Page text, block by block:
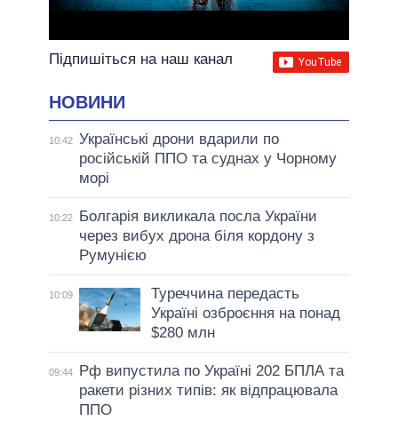
Підпишіться на наш канал
НОВИНИ
10:42 Українські дрони вдарили по
російській ППО та суднах у Чорному
морі
10:22
Болгарія викликала посла України
через вибух дрона біля кордону з
Румунією
10:09
Туреччина передасть
Україні озброєння на понад
$280 млн
09:44
Рф випустила по Україні 202 БПЛА та
ракети різних типів: як відпрацювала
ППО